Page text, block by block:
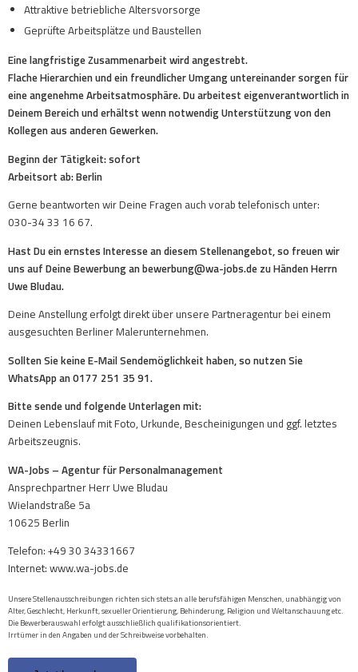
Attraktive betriebliche Altersvorsorge
Geprüfte Arbeitsplätze und Baustellen
Eine langfristige Zusammenarbeit wird angestrebt.
Flache Hierarchien und ein freundlicher Umgang untereinander sorgen für
eine angenehme Arbeitsatmosphäre. Du arbeitest eigenverantwortlich in
Deinem Bereich und erhältst wenn notwendig Unterstützung von den
Kollegen aus anderen Gewerken.
Beginn der Tätigkeit: sofort
Arbeitsort ab: Berlin
Gerne beantworten wir Deine Fragen auch vorab telefonisch unter:
030-34 33 16 67.
Hast Du ein ernstes Interesse an diesem Stellenangebot, so freuen wir
uns auf Deine Bewerbung an bewerbung@wa-jobs.de zu Händen Herrn
Uwe Bludau.
Deine Anstellung erfolgt direkt über unsere Partneragentur bei einem
ausgesuchten Berliner Malerunternehmen.
Sollten Sie keine E-Mail Sendemöglichkeit haben, so nutzen Sie
WhatsApp an 0177 251 35 91.
Bitte sende und folgende Unterlagen mit:
Deinen Lebenslauf mit Foto, Urkunde, Bescheinigungen und ggf. letztes
Arbeitszeugnis.
WA-Jobs – Agentur für Personalmanagement
Ansprechpartner Herr Uwe Bludau
Wielandstraße 5a
10625 Berlin
Telefon: +49 30 34331667
Internet: www.wa-jobs.de
Unsere Stellenausschreibungen richten sich stets an alle berufsfähigen Menschen, unabhängig von
Alter, Geschlecht, Herkunft, sexueller Orientierung, Behinderung, Religion und Weltanschauung etc.
Die Bewerberauswahl erfolgt ausschließlich qualifikationsorientiert.
Irrtümer in den Angaben und der Schreibweise vorbehalten.